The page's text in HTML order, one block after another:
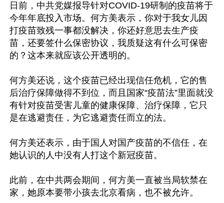
日前，中共党媒报导针对COVID-19研制的疫苗将于
今年年底投入市场。何方美表示，你对于我女儿因
打疫苗致残一事都没解决，你还好意思去生产疫
苗，还要签什么保密协议，我质疑这有什么可保密
的？这本来就应该公开透明的。
何方美还说，这个疫苗已经出现信任危机，它的售
后治疗保障做得不到位，而且国家“疫苗法”里面就没
有针对疫苗受害儿童的健康保障、治疗保障，它只
是在逃避责任，为它逃避责任而立的法。
何方美还表示，由于国人对国产疫苗的不信任，在
她认识的人中没有人打这个新冠疫苗。
此前，在中共两会期间，何方美一直被当局软禁在
家，她原本要带小孩去北京看病，也不被允许。